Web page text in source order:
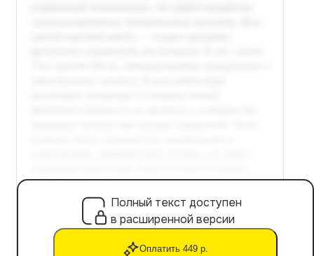
Полный текст доступен
в расширенной версии
Оплатить 449 р.